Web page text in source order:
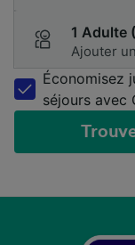
1 Adulte
Ajouter
Économisez
séjours avec